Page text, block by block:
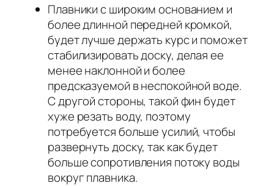
Плавники с широким основанием и
более длинной передней кромкой,
будет лучше держать курс и поможет
стабилизировать доску, делая ее
менее наклонной и более
предсказуемой в неспокойной воде.
С другой стороны, такой фин будет
хуже резать воду, поэтому
потребуется больше усилий, чтобы
развернуть доску, так как будет
больше сопротивления потоку воды
вокруг плавника.